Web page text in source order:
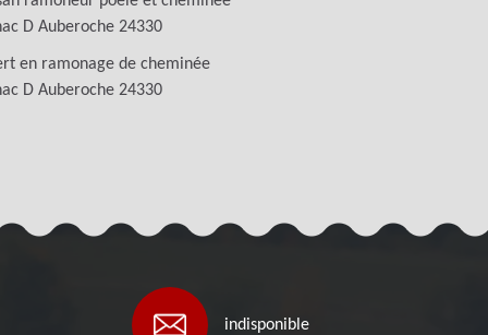
D Auberoche 24330
en ramonage de cheminée
D Auberoche 24330
indisponible